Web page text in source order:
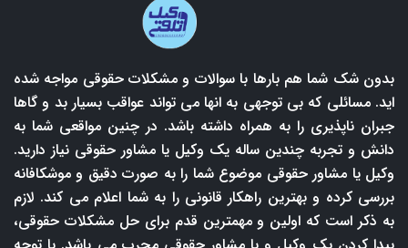
بدون شک شما هم بارها با سوالات و مشکلات حقوقی مواجه شده
اید. مسائلی که بی توجهی به انها می تواند عواقب بسیار بد و گاها
جبران ناپذیری را به همراه داشته باشد. در چنین مواقعی شما به
دانش و تجربه چندین ساله یک وکیل یا مشاور حقوقی نیاز دارید.
وکیل یا مشاور حقوقی موضوع شما را به صورت دقیق و موشکافانه
بررسی کرده و بهترین راهکار قانونی را به شما اعلام می کند. لازم
به ذکر است که اولین و مهمترین قدم برای حل مشکلات حقوقی،